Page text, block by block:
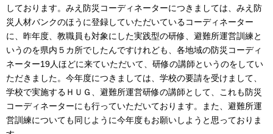
しております。みえ防災コーディネーターにつきましては、みえ防
災人材バンクのほうに登録していただいているコーディネーター
に、昨年度、教職員も対象にした実践型の研修、避難所運営訓練と
いうのを県内５カ所でしたんですけれども、各地域の防災コーディ
ネーター19人ほどに来ていただいて、研修の講師というのをしてい
ただきました。今年度につきましては、学校の要請を受けまして、
学校で実施するＨＵＧ、避難所運営研修の講師として、これも防災
コーディネーターにも行っていただいております。また、避難所運
営訓練についても同じように今年度もお願いしようと思っておりま